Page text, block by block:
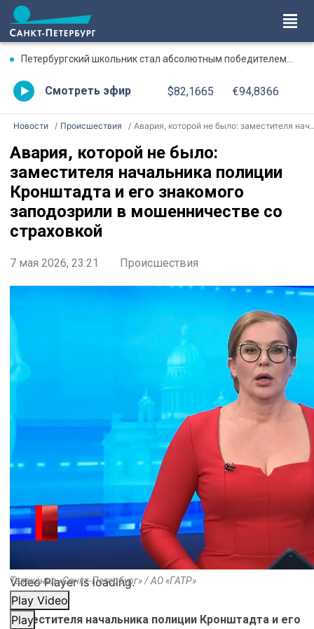
Петербургский школьник стал абсолютным победителем Международной олимпиады по ИИ
Смотреть эфир $82,1665 €94,8366
Новости Происшествия Авария, которой не было: заместителя начальника полиции Кронштадта и его знакомого заподозрили в мошенничестве со страховкой
Авария, которой не было:
заместителя начальника полиции
Кронштадта и его знакомого
заподозрили в мошенничестве со
страховкой
7 мая 2026, 23:21 Происшествия
Video Player is loading.
Play Video
Play
Телеканал «Санкт-Петербург» / АО «ГАТР»
Заместителя начальника полиции Кронштадта и его